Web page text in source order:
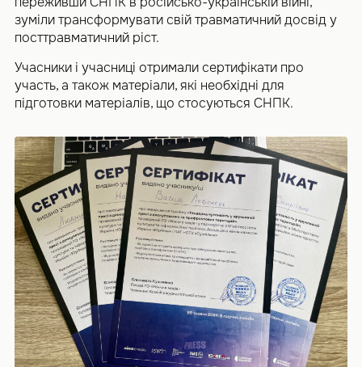
зуміли трансформувати свій травматичний досвід у
посттравматичний ріст.
Учасники і учасниці отримали сертифікати про
участь, а також матеріали, які необхідні для
підготовки матеріалів, що стосуються СНПК.